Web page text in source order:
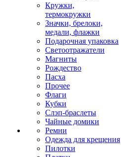
Кружки,
термокружки
Значки, брелоки,
медали, флажки
Подарочная упаковка
Светоотражатели
Магниты
Рождество
Пасха
Прочее
Флаги
Кубки
Слэп-браслеты
Чайные домики
Ремни
Одежда для крещения
Пилотки